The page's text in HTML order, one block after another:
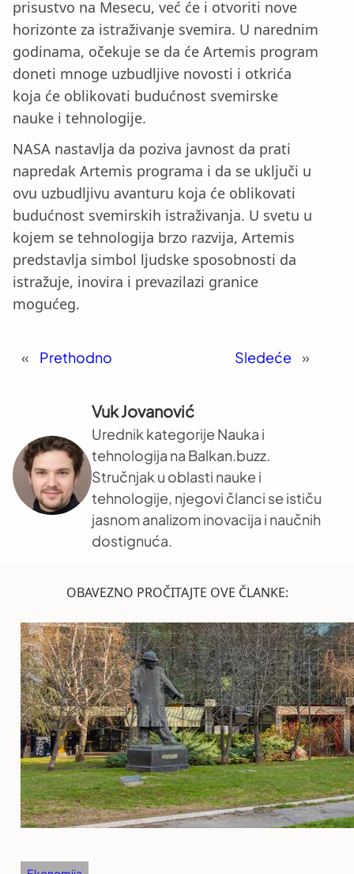
prisustvo na Mesecu, već će i otvoriti nove
horizonte za istraživanje svemira. U narednim
godinama, očekuje se da će Artemis program
doneti mnoge uzbudljive novosti i otkrića
koja će oblikovati budućnost svemirske
nauke i tehnologije.
NASA nastavlja da poziva javnost da prati
napredak Artemis programa i da se uključi u
ovu uzbudljivu avanturu koja će oblikovati
budućnost svemirskih istraživanja. U svetu u
kojem se tehnologija brzo razvija, Artemis
predstavlja simbol ljudske sposobnosti da
istražuje, inovira i prevazilazi granice
mogućeg.
« Prethodno Sledeće »
Vuk Jovanović
Urednik kategorije Nauka i
tehnologija na Balkan.buzz.
Stručnjak u oblasti nauke i
tehnologije, njegovi članci se ističu
jasnom analizom inovacija i naučnih
dostignuća.
OBAVEZNO PROČITAJTE OVE ČLANKE: